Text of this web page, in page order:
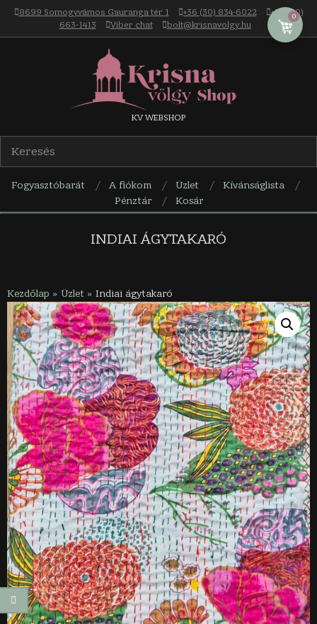
Skip
content
8699 Somogyvámos Gauranga tér 1 +36 (30) 834-6022
+36 (30)
663-1413
Viber chat bolt@krisnavolgy.hu
Krisna-
völgy
webáruház
KV WEBSHOP
Fogyasztóbarát A fiókom Üzlet
Kívánságlista
Pénztár
Kosár
INDIAI ÁGYTAKARÓ
Kezdőlap » Üzlet » Indiai ágytakaró
0